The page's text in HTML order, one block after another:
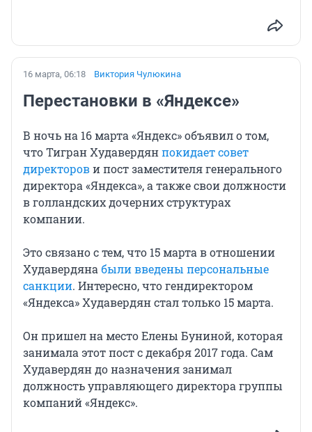
16 марта, 06:18 Виктория Чулюкина
Перестановки в «Яндексе»
В ночь на 16 марта «Яндекс» объявил о том,
что Тигран Худавердянпокидает совет
директорови пост заместителя генерального
директора «Яндекса», а также свои должности
в голландских дочерних структурах
компании.
Это связано с тем, что 15 марта в отношении
Худавердяна были введены персональные
санкции. Интересно, что гендиректором
«Яндекса» Худавердян стал только 15 марта.
Он пришел на место Елены Буниной, которая
занимала этот пост с декабря 2017 года. Сам
Худавердян до назначения занимал
должность управляющего директора группы
компаний «Яндекс».